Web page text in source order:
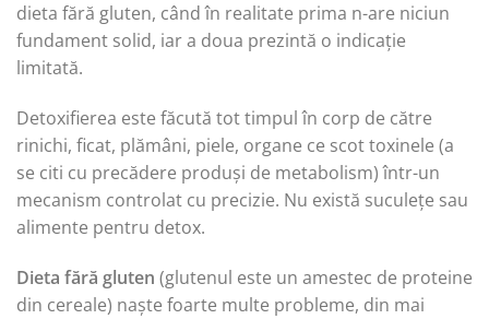
dieta fără gluten, când în realitate prima n-are niciun
fundament solid, iar a doua prezintă o indicație
limitată.
Detoxifierea este făcută tot timpul în corp de către
rinichi, ficat, plămâni, piele, organe ce scot toxinele (a
se citi cu precădere produși de metabolism) într-un
mecanism controlat cu precizie. Nu există suculețe sau
alimente pentru detox.
Dieta fără gluten (glutenul este un amestec de proteine
din cereale) naște foarte multe probleme, din mai